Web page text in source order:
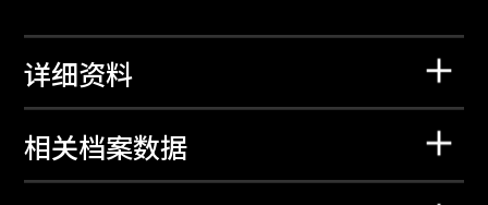
详细资料
相关档案数据